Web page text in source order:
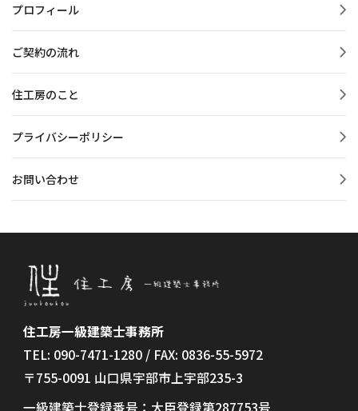
プロフィール
ご契約の流れ
住工房のこと
プライバシーポリシー
お問い合わせ
住工房一級建築士事務所
TEL: 090-7471-1280 / FAX: 0836-55-5972
〒755-0091 山口県宇部市上宇部235-3
一級建築士登録番号：大臣登録第287753号